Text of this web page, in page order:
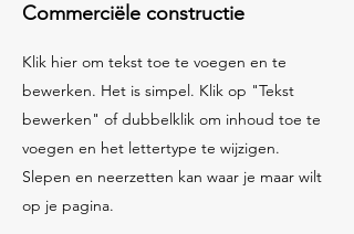
Commerciële constructie
Klik hier om tekst toe te voegen en te
bewerken. Het is simpel. Klik op "Tekst
bewerken" of dubbelklik om inhoud toe te
voegen en het lettertype te wijzigen.
Slepen en neerzetten kan waar je maar wilt
op je pagina.